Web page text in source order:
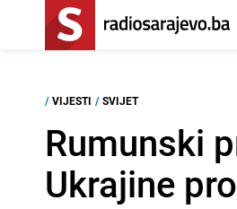
/ VIJESTI / SVIJET
Rumunski
Ukrajine